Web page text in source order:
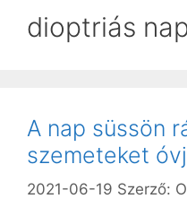
dioptriás
A nap süssön
szemeteket
2021-06-19 Szerző: